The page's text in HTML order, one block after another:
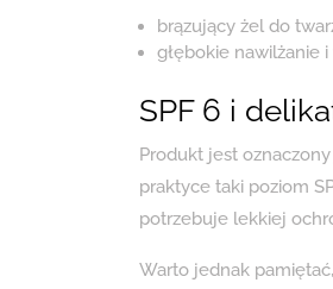
brązujący żel do
głębokie nawilżanie
SPF 6 i
Produkt jest
praktyce taki poziom
potrzebuje lekkiej
Warto jednak